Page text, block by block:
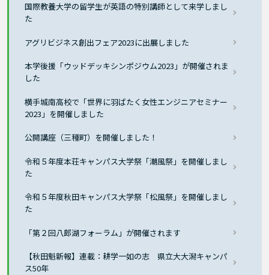
国際教養大学の留学生が英語の特別講師として来学しまし
た
アグリビジネス創出フェア2023に出展しました
本学後援「ウッドデッキシンポジウム2023」が開催されま
した
横手城南高校で「世界に羽ばたく女性エンジニアセミナー
2023」を開催しました
公開講座（三種町）を開催しました！
令和５年度本荘キャンパス大学祭「潮風祭」を開催しまし
た
令和５年度秋田キャンパス大学祭「松風祭」を開催しまし
た
「第２回八郎湖フォーラム」が開催されます
【秋田魁新報】連載：耕学一如の志 県立大大潟キャンパ
ス50年